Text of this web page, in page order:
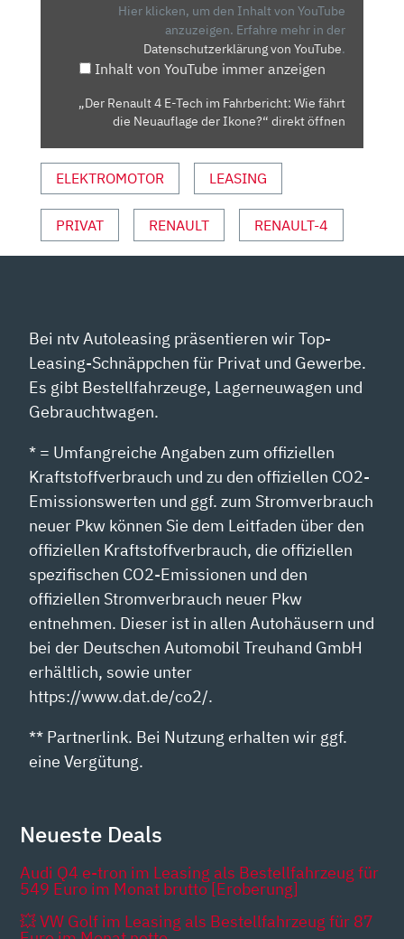
DER
IKONE?“
YOUTUBE
ANZEIGEN
Hier klicken, um den Inhalt von YouTube
anzuzeigen. Erfahre mehr in der
Datenschutzerklärung von YouTube.
Inhalt von YouTube immer anzeigen
„Der Renault 4 E-Tech im Fahrbericht: Wie fährt
die Neuauflage der Ikone?“ direkt öffnen
ELEKTROMOTOR LEASING
PRIVAT RENAULT RENAULT-4
Bei ntv Autoleasing präsentieren wir Top-
Leasing-Schnäppchen für Privat und Gewerbe.
Es gibt Bestellfahrzeuge, Lagerneuwagen und
Gebrauchtwagen.
* = Umfangreiche Angaben zum offiziellen
Kraftstoffverbrauch und zu den offiziellen CO2-
Emissionswerten und ggf. zum Stromverbrauch
neuer Pkw können Sie dem Leitfaden über den
offiziellen Kraftstoffverbrauch, die offiziellen
spezifischen CO2-Emissionen und den
offiziellen Stromverbrauch neuer Pkw
entnehmen. Dieser ist in allen Autohäusern und
bei der Deutschen Automobil Treuhand GmbH
erhältlich, sowie unter
https://www.dat.de/co2/.
** Partnerlink. Bei Nutzung erhalten wir ggf.
eine Vergütung.
Neueste Deals
Audi Q4 e-tron im Leasing als Bestellfahrzeug für
549 Euro im Monat brutto [Eroberung]
💥 VW Golf im Leasing als Bestellfahrzeug für 87